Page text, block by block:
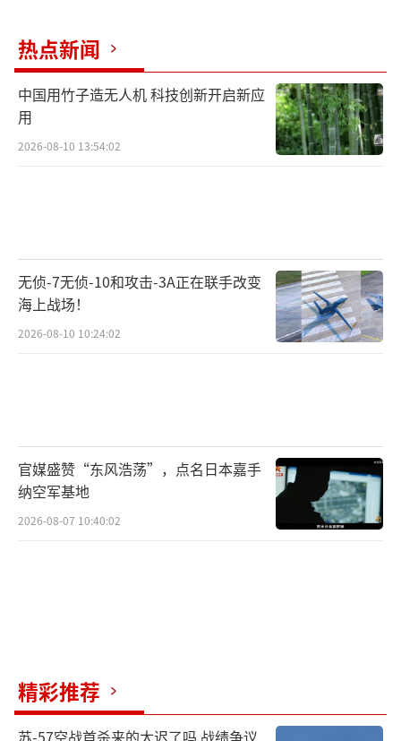
热点新闻
中国用竹子造无人机 科技创新开启新应
用
2026-08-10 13:54:02
无侦-7无侦-10和攻击-3A正在联手改变
海上战场！
2026-08-10 10:24:02
官媒盛赞“东风浩荡”，点名日本嘉手
纳空军基地
2026-08-07 10:40:02
精彩推荐
苏-57空战首杀来的太迟了吗 战绩争议